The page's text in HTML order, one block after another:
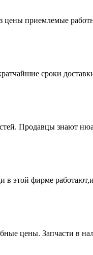
цены приемлемые
сроки
Продавцы знают
этой фирме
цены. Запчасти в